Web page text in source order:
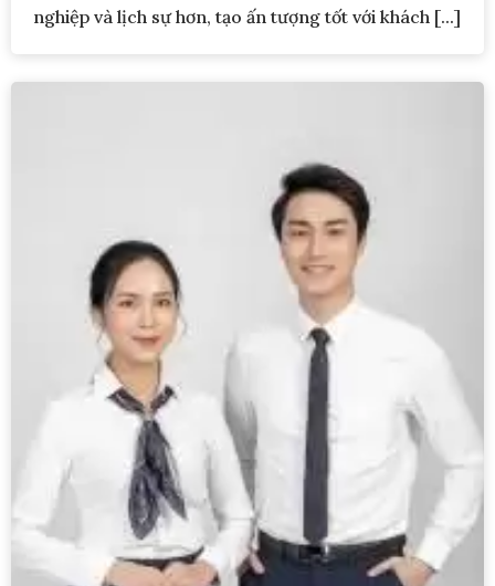
nghiệp và lịch sự hơn, tạo ấn tượng tốt với khách [...]